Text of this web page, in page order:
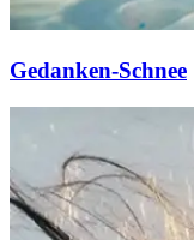
Gedanken-Schnee